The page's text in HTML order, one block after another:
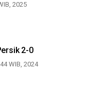
2025
2-0
WIB, 2024